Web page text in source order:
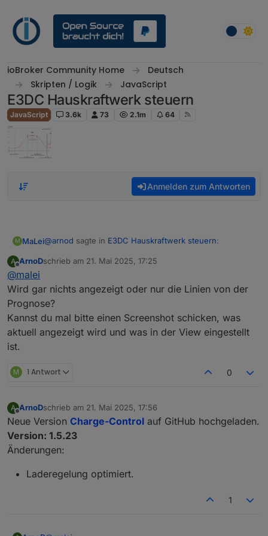
ioBroker Community Home
Deutsch
Skripten / Logik
JavaScript
E3DC Hauskraftwerk steuern
JavaScript 3.6k 73 2.1m 64
Anmelden zum Antworten
M MaLei@arnod sagte in E3DC Hauskraftwerk steuern:
Prüfe mal bitte, ob bei dir diese Objekt-IDs
angelegt sind:
Hast du die View E3DC_Diagramm_Prognosen auch
aktualisiert?
Ansonsten bitte von Github importieren oder in
deiner View die Objekt-ID
0_userdata.0.Charge_Control.History.Hist
Die Objekt-IDs sind da:
Die Prognose-View auf Github ist mehr als drei Jahre
alt. Die Objekt-ID der View ist iO.
A
Offline
ArnoDschrieb am 21. Mai 2025, 17:25
zuletzt editiert von
@malei
Wird gar nichts angezeigt oder nur die Linien von der
Prognose?
Kannst du mal bitte einen Screenshot schicken, was
aktuell angezeigt wird und was in der View eingestellt
ist.
M 1 Antwort 0
A
Offline
ArnoDschrieb am 21. Mai 2025, 17:56
zuletzt editiert von
Neue Version Charge-Control auf GitHub hochgeladen.
Version: 1.5.23
Änderungen:
Laderegelung optimiert.
1